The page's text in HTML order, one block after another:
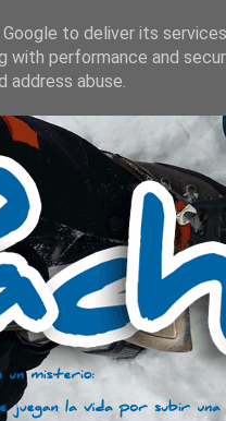
to deliver its
with performance and
abuse.